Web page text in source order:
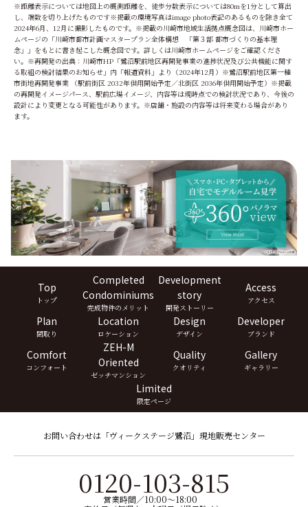
※距離表示については地図上の概測距離を、徒歩分数表示については80mを1分として算出
し、端数を切り上げたものです※掲載の環境写真はimage photo表記のあるものを除き全て
2024年6月、12月に撮影したものです。※掲載の川崎市地域生活拠点概念図は、川崎市ホー
ムページの「川崎市都市計画マスタープラン全体構想 「第３部 都市づくりの基本理
念」」をもとに書き起こした概念図です。詳しくは川崎市ホームページをご確認くださ
い。※再開発の出典：川崎市HP「鷺沼駅前地区再開発事業の進捗状況及び公共機能に関す
る取組の検討結果のお知らせ」内「報道資料」より（2024年12月）※鷺沼駅前地区第一種
市街地再開発事業 （駅前街区 2032年供用開始予定／北街区 2036年供用開始予定）※掲載
の再開発イメージパース、駅前広場イメージ、内容等は現時点での検討状況であり、今後の
設計により変更となる可能性があります。※店舗・施設の内容等は将来変わる場合があり
ます。
Top
トップ
Completed
Condominiums
完成物件のメリット
Development
story
開発ストーリー
Access
アクセス
Plan
間取り
Location
ロケーション
Design
デザイン
Developer
ブランド
Comfort
コンフォート
ZEH-M
Oriented
ゼッチマンション
Quality
クオリティ
Gallery
ギャラリー
Limited
限定ページ
お問い合わせは「ヴィークステージ鷺沼」現地販売センター
0120-103-815
営業時間／10:00〜18:00